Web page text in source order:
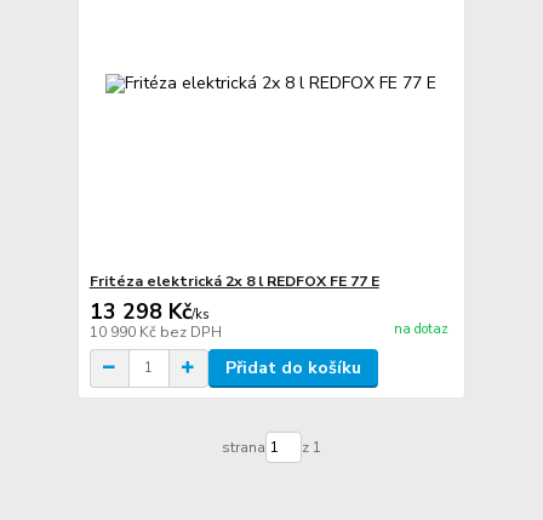
Fritéza elektrická 2x 8 l REDFOX FE 77 E
13 298 Kč/ks
10 990 Kč bez DPH na dotaz
Přidat do košíku
strana z 1